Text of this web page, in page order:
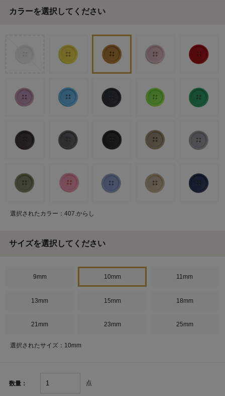
カラーを選択してください
選択されたカラー：407.からし
サイズを選択してください
9mm 10mm 11mm
13mm 15mm 18mm
21mm 23mm 25mm
選択されたサイズ：10mm
数量： 点